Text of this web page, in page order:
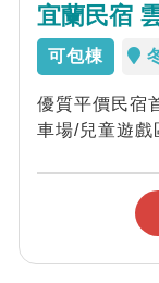
宜蘭民宿
可包棟
優質平價民宿
車場/兒童遊戲